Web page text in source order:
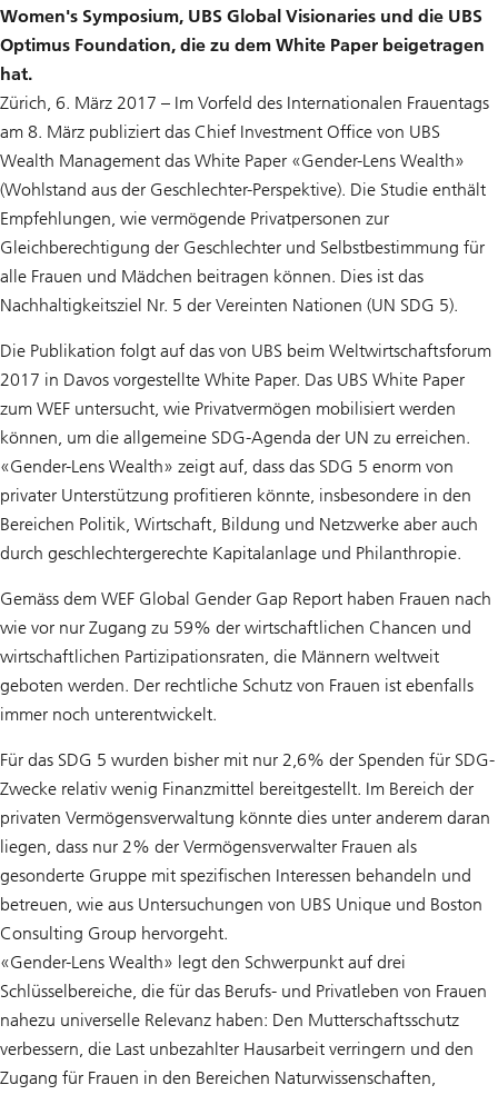
Women's Symposium, UBS Global Visionaries und die UBS
Optimus Foundation, die zu dem White Paper beigetragen
hat.
Zürich, 6. März 2017 – Im Vorfeld des Internationalen Frauentags
am 8. März publiziert das Chief Investment Office von UBS
Wealth Management das White Paper «Gender-Lens Wealth»
(Wohlstand aus der Geschlechter-Perspektive). Die Studie enthält
Empfehlungen, wie vermögende Privatpersonen zur
Gleichberechtigung der Geschlechter und Selbstbestimmung für
alle Frauen und Mädchen beitragen können. Dies ist das
Nachhaltigkeitsziel Nr. 5 der Vereinten Nationen (UN SDG 5).
Die Publikation folgt auf das von UBS beim Weltwirtschaftsforum
2017 in Davos vorgestellte White Paper. Das UBS White Paper
zum WEF untersucht, wie Privatvermögen mobilisiert werden
können, um die allgemeine SDG-Agenda der UN zu erreichen.
«Gender-Lens Wealth» zeigt auf, dass das SDG 5 enorm von
privater Unterstützung profitieren könnte, insbesondere in den
Bereichen Politik, Wirtschaft, Bildung und Netzwerke aber auch
durch geschlechtergerechte Kapitalanlage und Philanthropie.
Gemäss dem WEF Global Gender Gap Report haben Frauen nach
wie vor nur Zugang zu 59% der wirtschaftlichen Chancen und
wirtschaftlichen Partizipationsraten, die Männern weltweit
geboten werden. Der rechtliche Schutz von Frauen ist ebenfalls
immer noch unterentwickelt.
Für das SDG 5 wurden bisher mit nur 2,6% der Spenden für SDG-
Zwecke relativ wenig Finanzmittel bereitgestellt. Im Bereich der
privaten Vermögensverwaltung könnte dies unter anderem daran
liegen, dass nur 2% der Vermögensverwalter Frauen als
gesonderte Gruppe mit spezifischen Interessen behandeln und
betreuen, wie aus Untersuchungen von UBS Unique und Boston
Consulting Group hervorgeht.
«Gender-Lens Wealth» legt den Schwerpunkt auf drei
Schlüsselbereiche, die für das Berufs- und Privatleben von Frauen
nahezu universelle Relevanz haben: Den Mutterschaftsschutz
verbessern, die Last unbezahlter Hausarbeit verringern und den
Zugang für Frauen in den Bereichen Naturwissenschaften,